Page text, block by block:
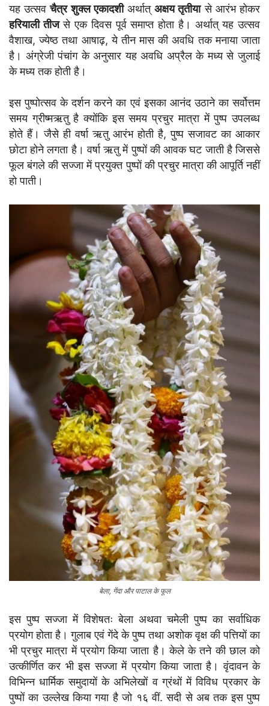
यह उत्सवचैत्र शुक्ल एकादशीअर्थात्अक्षय तृतीयासे आरंभ होकर
हरियाली तीजसे एक दिवस पूर्व समाप्त होता है। अर्थात् यह उत्सव
वैशाख, ज्येष्ठ तथा आषाढ़, ये तीन मास की अवधि तक मनाया जाता
है। अंग्रेजी पंचांग के अनुसार यह अवधि अप्रैल के मध्य से जुलाई
के मध्य तक होती है।
इस पुष्पोत्सव के दर्शन करने का एवं इसका आनंद उठाने का सर्वोत्तम
समय ग्रीष्मऋतु है क्योंकि इस समय प्रचुर मात्रा में पुष्प उपलब्ध
होते हैं। जैसे ही वर्षा ऋतु आरंभ होती है, पुष्प सजावट का आकार
छोटा होने लगता है। वर्षा ऋतु में पुष्पों की आवक घट जाती है जिससे
फूल बंगले की सज्जा में प्रयुक्त पुष्पों की प्रचुर मात्रा की आपूर्ति नहीं
हो पाती।
बेला, गेंदा और पाटाल के फूल
इस पुष्प सज्जा में विशेषतः बेला अथवा चमेली पुष्प का सर्वाधिक
प्रयोग होता है। गुलाब एवं गेंदे के पुष्प तथा अशोक वृक्ष की पत्तियों का
भी प्रचुर मात्रा में प्रयोग किया जाता है। केले के तने की छाल को
उत्कीर्णित कर भी इस सज्जा में प्रयोग किया जाता है। वृंदावन के
विभिन्न धार्मिक समुदायों के अभिलेखों व ग्रंथों में विविध प्रकार के
पुष्पों का उल्लेख किया गया है जो १६ वीं. सदी से अब तक इस पुष्प